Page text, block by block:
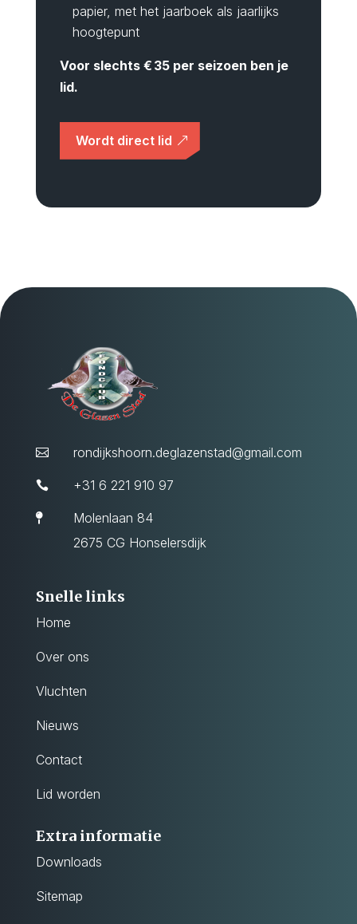
papier, met het jaarboek als jaarlijks
hoogtepunt
Voor slechts € 35 per seizoen ben je
lid.
Wordt direct lid
 rondijkshoorn.deglazenstad@gmail.com
 +31 6 221 910 97

Molenlaan 84
2675 CG Honselersdijk
Snelle links
Home
Over ons
Vluchten
Nieuws
Contact
Lid worden
Extra informatie
Downloads
Sitemap